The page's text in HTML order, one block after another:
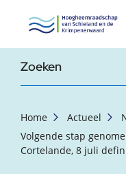
, startpagina
Zoekterm
Home Actueel
Volgende stap
Cortelande, 8 juli